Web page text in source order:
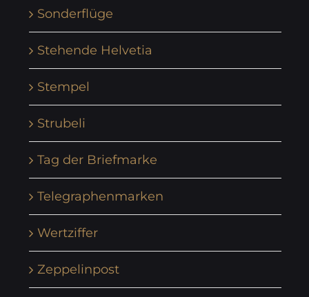
Sonderflüge
Stehende Helvetia
Stempel
Strubeli
Tag der Briefmarke
Telegraphenmarken
Wertziffer
Zeppelinpost